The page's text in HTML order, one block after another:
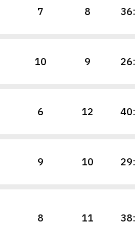
7 8
10 9
6 12
9 10
8 11